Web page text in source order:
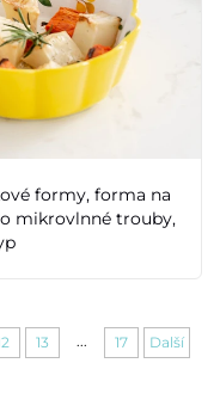
formy, forma na
mikrovlnné trouby,
13 ... 17 Další